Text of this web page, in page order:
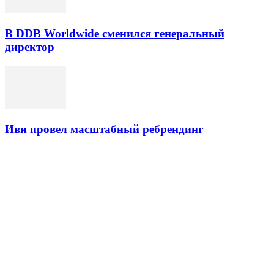
В DDB Worldwide сменился генеральный
директор
Иви провел масштабный ребрендинг